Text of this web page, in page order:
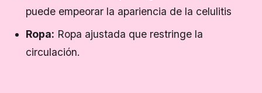
puede empeorar la apariencia de la celulitis
Ropa: Ropa ajustada que restringe la
circulación.